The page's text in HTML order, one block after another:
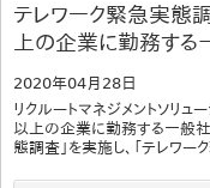
テレワーク緊急実態
上の企業に勤務する
2020年04月28日
リクルートマネジメントソリ
以上の企業に勤務する一般
態調査」を実施し、「テレワ